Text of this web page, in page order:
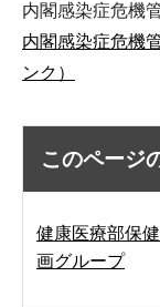
内閣感染症危機
内閣感染症危機
ンク）
このページ
健康医療部保
画グループ